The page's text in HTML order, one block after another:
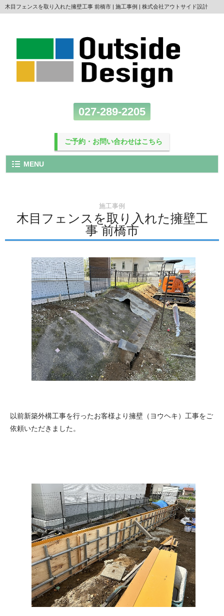
木目フェンスを取り入れた擁壁工事 前橋市 | 施工事例 | 株式会社アウトサイド設計
027-289-2205
ご予約・お問い合わせはこちら
MENU
施工事例
木目フェンスを取り入れた擁壁工
事 前橋市
以前新築外構工事を行ったお客様より擁壁（ヨウヘキ）工事をご
依頼いただきました。